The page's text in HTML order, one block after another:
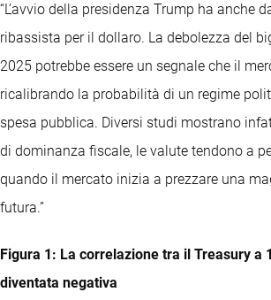
“L’avvio della presidenza Trump ha anche
ribassista per il dollaro. La debolezza del
2025 potrebbe essere un segnale che il
ricalibrando la probabilità di un regime
spesa pubblica. Diversi studi mostrano
di dominanza fiscale, le valute tendono a
quando il mercato inizia a prezzare una
futura.”
Figura 1: La correlazione tra il Treasury a
diventata negativa